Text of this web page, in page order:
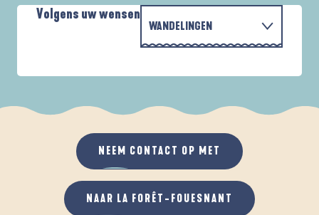
Volgens uw wensen
WANDELINGEN
ALS HET REGENT
IN DE FRISSE LUCHT
PARCOURS D'INTERPRÉTATION DE L'ANSE
NEEM CONTACT OP MET
NAAR LA FORÊT-FOUESNANT